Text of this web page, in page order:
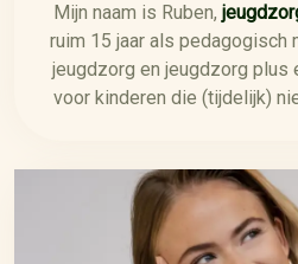
Mijn naam is Ruben,
ruim 15 jaar als pedagogisch
jeugdzorg en jeugdzorg plus
voor kinderen die (tijdelijk)